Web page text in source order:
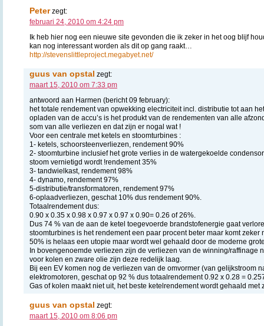
Peterzegt:
februari 24, 2010 om 4:24 pm
Ik heb hier nog een nieuwe site gevonden die ik zeker in het oog blijf
kan nog interessant worden als dit op gang raakt…
http://stevenslittleproject.megabyet.net/
guus van opstal zegt:
maart 15, 2010 om 7:33 pm
antwoord aan Harmen (bericht 09 february):
het totale rendement van opwekking electriciteit incl. distributie tot aan
opladen van de accu’s is het produkt van de rendementen van alle
som van alle verliezen en dat zijn er nogal wat !
Voor een centrale met ketels en stoomturbines :
1- ketels, schoorsteenverliezen, rendement 90%
2- stoomturbine inclusief het grote verlies in de watergekoelde
stoom vernietigd wordt !rendement 35%
3- tandwielkast, rendement 98%
4- dynamo, rendement 97%
5-distributie/transformatoren, rendement 97%
6-oplaadverliezen, geschat 10% dus rendement 90%.
Totaalrendement dus:
0.90 x 0.35 x 0.98 x 0.97 x 0.97 x 0.90= 0.26 of 26%.
Dus 74 % van de aan de ketel toegevoerde brandstofenergie gaat
stoomturbines is het rendement een paar procent beter maar komt zeker
50% is helaas een utopie maar wordt wel gehaald door de moderne
In bovengenoemde verliezen zijn de verliezen van de winning/raffinage
voor kolen en zware olie zijn deze redelijk laag.
Bij een EV komen nog de verliezen van de omvormer (van gelijkstroom
elektromotoren, geschat op 92 % dus totaalrendement 0.92 x 0.28 =
Gas of kolen maakt niet uit, het beste ketelrendement wordt gehaald met
guus van opstal zegt:
maart 15, 2010 om 8:06 pm